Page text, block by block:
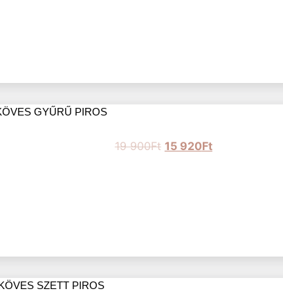
GYŰRŰ PIROS
19 900Ft 15 920Ft
SZETT PIROS